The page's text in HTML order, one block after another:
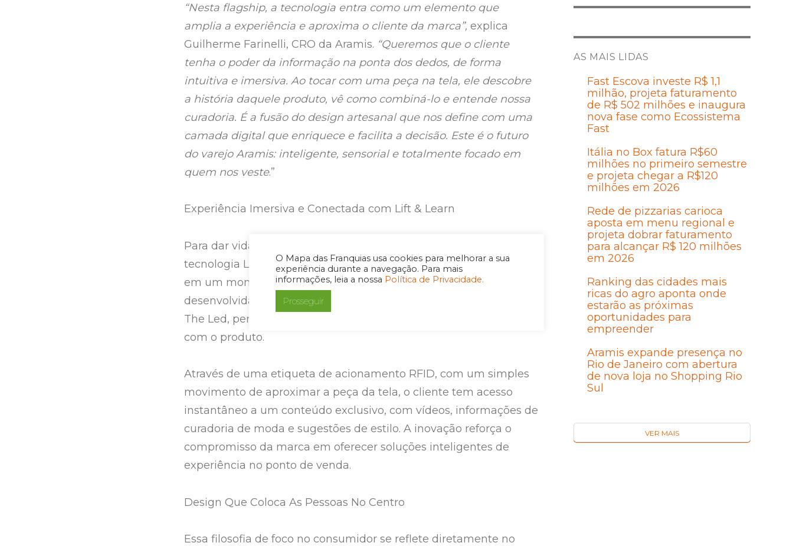
O Mapa das Franquias usa cookies para melhorar a sua
experiência durante a navegação. Para mais
informações, leia a nossa Política de Privacidade.
Prosseguir
“Nesta flagship, a tecnologia entra como um elemento que
amplia a experiência e aproxima o cliente da marca”, explica
Guilherme Farinelli, CRO da Aramis. “Queremos que o cliente
tenha o poder da informação na ponta dos dedos, de forma
intuitiva e imersiva. Ao tocar com uma peça na tela, ele descobre
a história daquele produto, vê como combiná-lo e entende nossa
curadoria. É a fusão do design artesanal que nos define com uma
camada digital que enriquece e facilita a decisão. Este é o futuro
do varejo Aramis: inteligente, sensorial e totalmente focado em
quem nos veste.”
Experiência Imersiva e Conectada com Lift & Learn
Para dar vida a essa jornada, a Aramis implementa a inovadora
tecnologia Lift & Learn, que transforma a experiência de compra
em um momento de descoberta e conexão. A solução,
desenvolvida pela VTT com painéis de LED de alta definição da
The Led, permite que o cliente não apenas observe, mas interaja
com o produto.
Através de uma etiqueta de acionamento RFID, com um simples
movimento de aproximar a peça da tela, o cliente tem acesso
instantâneo a um conteúdo exclusivo, com vídeos, informações de
curadoria de moda e sugestões de estilo. A inovação reforça o
compromisso da marca em oferecer soluções inteligentes de
experiência no ponto de venda.
Design Que Coloca As Pessoas No Centro
Essa filosofia de foco no consumidor se reflete diretamente no
AS MAIS LIDAS
Fast Escova investe R$ 1,1
milhão, projeta faturamento
de R$ 502 milhões e inaugura
nova fase como Ecossistema
Fast
Itália no Box fatura R$60
milhões no primeiro semestre
e projeta chegar a R$120
milhões em 2026
Rede de pizzarias carioca
aposta em menu regional e
projeta dobrar faturamento
para alcançar R$ 120 milhões
em 2026
Ranking das cidades mais
ricas do agro aponta onde
estarão as próximas
oportunidades para
empreender
Aramis expande presença no
Rio de Janeiro com abertura
de nova loja no Shopping Rio
Sul
VER MAIS